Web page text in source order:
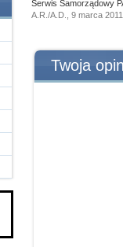
Serwis Samorządowy
A.R./A.D., 9 marca 2011
Twoja